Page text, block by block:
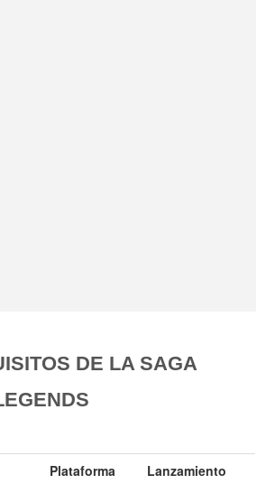
DE LA SAGA
Plataforma
Lanzamiento